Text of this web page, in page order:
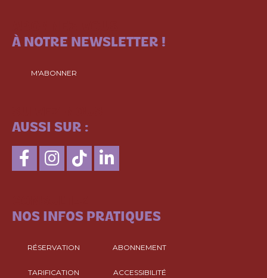
À NOTRE NEWSLETTER !
M'ABONNER
AUSSI SUR :
NOS INFOS PRATIQUES
RÉSERVATION ABONNEMENT
TARIFICATION ACCESSIBILITÉ